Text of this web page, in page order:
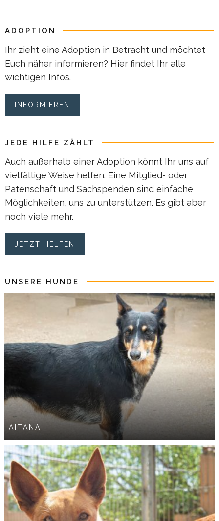
ADOPTION
Ihr zieht eine Adoption in Betracht und möchtet
Euch näher informieren? Hier findet Ihr alle
wichtigen Infos.
INFORMIEREN
JEDE HILFE ZÄHLT
Auch außerhalb einer Adoption könnt Ihr uns auf
vielfältige Weise helfen. Eine Mitglied- oder
Patenschaft und Sachspenden sind einfache
Möglichkeiten, uns zu unterstützen. Es gibt aber
noch viele mehr.
JETZT HELFEN
UNSERE HUNDE
AITANA